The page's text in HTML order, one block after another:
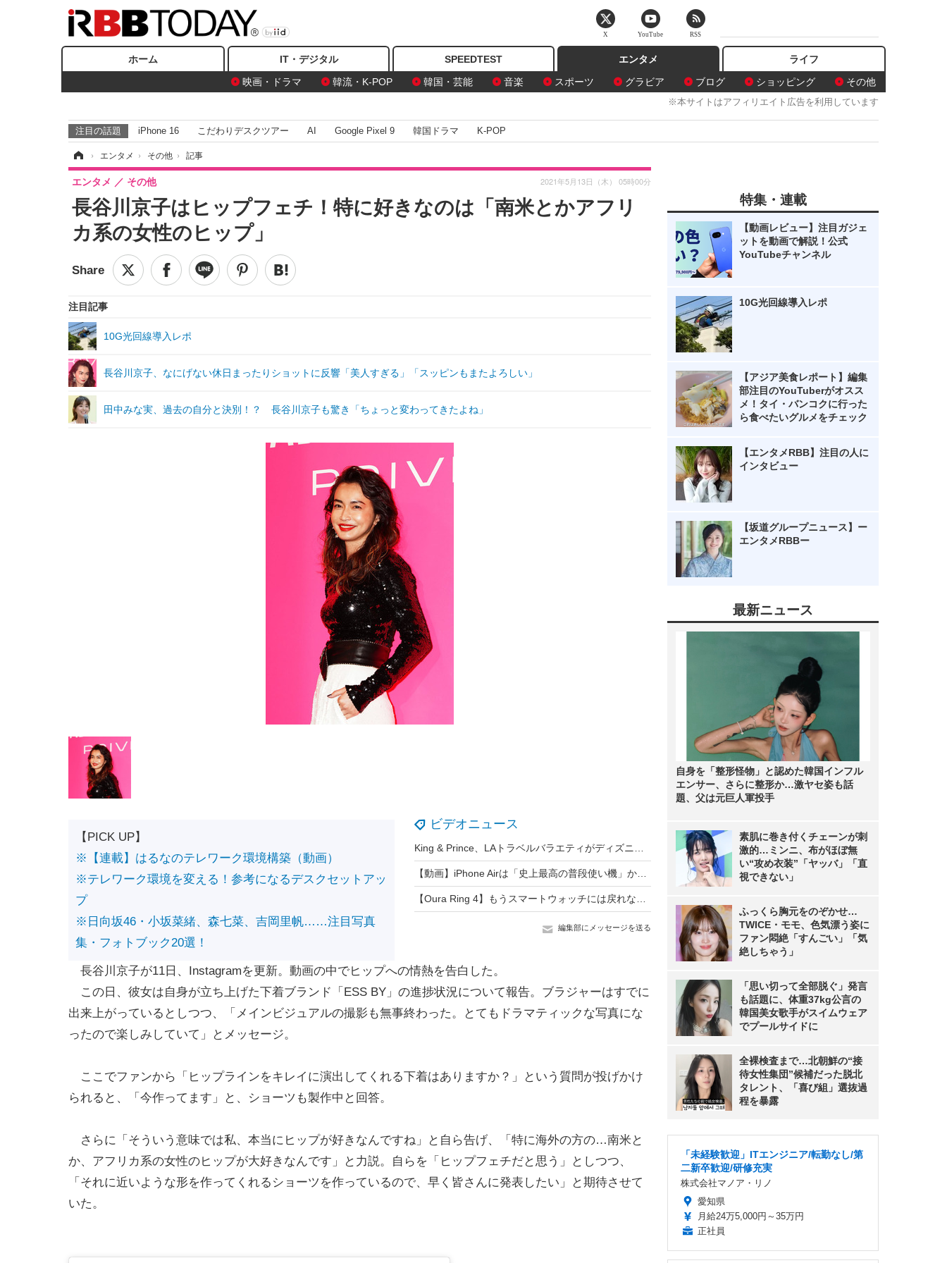
ホーム IT・デジタル SPEEDTEST
エンタメ
映画・ドラマ
韓流・K-POP 韓国・芸能 音楽 スポーツ グラビア ブログ ショッピング その他
ライフ
※本サイトはアフィリエイト広告を利用しています
注目の話題 iPhone 16 こだわりデスクツアー AI Google Pixel 9 韓国ドラマ K-POP
› エンタメ › その他 › 記事
長谷川京子はヒップフェチ！特に好きなのは「南米とかアフリ
カ系の女性のヒップ」
エンタメ その他 2021年5月13日（木） 05時00分
注目記事
10G光回線導入レポ
長谷川京子、なにげない休日まったりショットに反響「美人すぎる」「スッピンもまたよろしい」
田中みな実、過去の自分と決別！？ 長谷川京子も驚き「ちょっと変わってきたよね」
ビデオニュース
編集部にメッセージを送る
【PICK UP】
※【連載】はるなのテレワーク環境構築（動画）
※テレワーク環境を変える！参考になるデスクセットアッ
プ
※日向坂46・小坂菜緒、森七菜、吉岡里帆……注目写真
集・フォトブック20選！
長谷川京子が11日、Instagramを更新。動画の中でヒップへの情熱を告白した。
この日、彼女は自身が立ち上げた下着ブランド「ESS BY」の進捗状況について報告。ブラジャーはすでに
出来上がっているとしつつ、「メインビジュアルの撮影も無事終わった。とてもドラマティックな写真にな
ったので楽しみしていて」とメッセージ。
ここでファンから「ヒップラインをキレイに演出してくれる下着はありますか？」という質問が投げかけ
られると、「今作ってます」と、ショーツも製作中と回答。
さらに「そういう意味では私、本当にヒップが好きなんですね」と自ら告げ、「特に海外の方の…南米と
か、アフリカ系の女性のヒップが大好きなんです」と力説。自らを「ヒップフェチだと思う」としつつ、
「それに近いような形を作ってくれるショーツを作っているので、早く皆さんに発表したい」と期待させて
いた。
特集・連載
【動画レビュー】注目ガジェ
ットを動画で解説！公式
YouTubeチャンネル
10G光回線導入レポ
【アジア美食レポート】編集
部注目のYouTuberがオスス
メ！タイ・バンコクに行った
ら食べたいグルメをチェック
【エンタメRBB】注目の人に
インタビュー
【坂道グループニュース】ー
エンタメRBBー
最新ニュース
自身を「整形怪物」と認めた韓国インフル
エンサー、さらに整形か…激ヤセ姿も話
題、父は元巨人軍投手
素肌に巻き付くチェーンが刺
激的…ミンニ、布がほぼ無
い“攻め衣装”「ヤッバ」「直
視できない」
ふっくら胸元をのぞかせ…
TWICE・モモ、色気漂う姿に
ファン悶絶「すんごい」「気
絶しちゃう」
「思い切って全部脱ぐ」発言
も話題に、体重37kg公言の
韓国美女歌手がスイムウェア
でプールサイドに
全裸検査まで…北朝鮮の“接
待女性集団”候補だった脱北
タレント、「喜び組」選抜過
程を暴露
「未経験歓迎」ITエンジニア/転勤なし/第
二新卒歓迎/研修充実
株式会社マノア・リノ
愛知県
月給24万5,000円～35万円
正社員
X YouTube RSS